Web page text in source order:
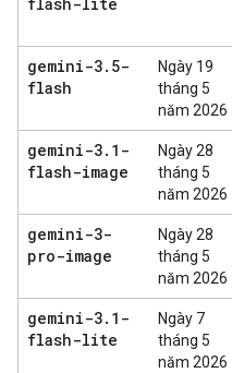
gemini-3. 5-
flash
Ngày 19
tháng 5
năm 2026
gemini-3. 1-
flash-image
Ngày 28
tháng 5
năm 2026
gemini-3-
pro-image
Ngày 28
tháng 5
năm 2026
gemini-3. 1-
flash-lite
Ngày 7
tháng 5
năm 2026